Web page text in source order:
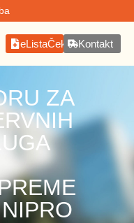
eListaČekanjaKontakt
ZA